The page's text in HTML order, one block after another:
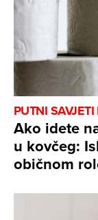
PUTNI
Ako idete
u kovčeg:
običnom